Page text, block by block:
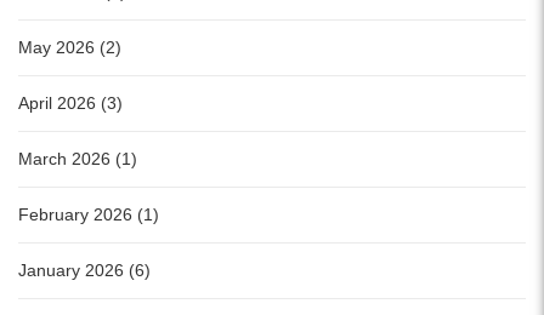
May 2026 (2)
April 2026 (3)
March 2026 (1)
February 2026 (1)
January 2026 (6)